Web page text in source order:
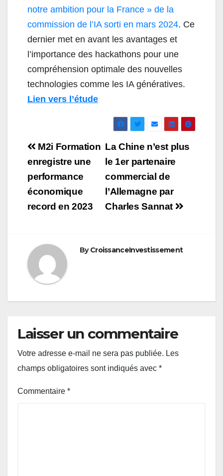
notre ambition pour la France » de la
commission de l’IA sorti en mars 2024. Ce
dernier met en avant les avantages et
l’importance des hackathons pour une
compréhension optimale des nouvelles
technologies comme les IA génératives.
Lien vers l’étude
Navigation
de
l’article
La Chine n’est plus
le 1er partenaire
commercial de
l’Allemagne par
Charles Sannat
M2i Formation
enregistre une
performance
économique
record en 2023
ByCroissanceInvestissement
Laisser un commentaire
Votre adresse e-mail ne sera pas publiée. Les
champs obligatoires sont indiqués avec *
Commentaire *